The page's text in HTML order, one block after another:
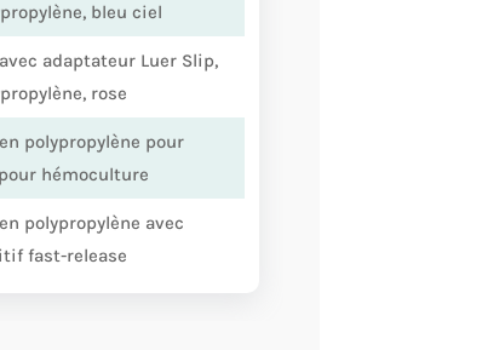
bleu ciel
adaptateur Luer Slip,
rose
polypropylène pour
hémoculture
polypropylène avec
fast-release